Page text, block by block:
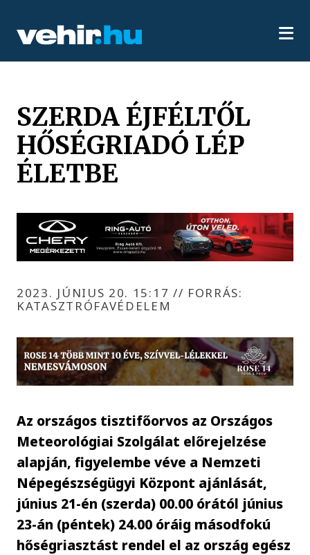
SZERDA ÉJFÉLTŐL
HŐSÉGRIADÓ LÉP
ÉLETBE
2023. JÚNIUS 20. 15:17 // FORRÁS:
KATASZTRÓFAVÉDELEM
Az országos tisztifőorvos az Országos
Meteorológiai Szolgálat előrejelzése
alapján, figyelembe véve a Nemzeti
Népegészségügyi Központ ajánlását,
június 21-én (szerda) 00.00 órától június
23-án (péntek) 24.00 óráig másodfokú
hőségriasztást rendel el az ország egész